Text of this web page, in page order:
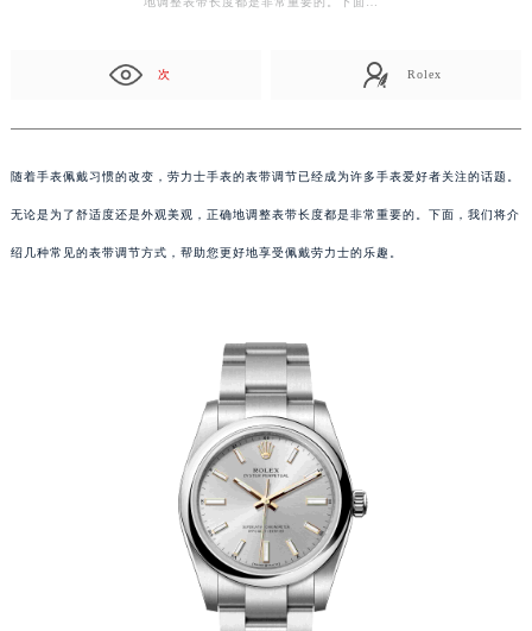
次 Rolex
随着手表佩戴习惯的改变，劳力士手表的表带调节已经成为许多手表爱好者关注的话题。
无论是为了舒适度还是外观美观，正确地调整表带长度都是非常重要的。下面，我们将介
绍几种常见的表带调节方式，帮助您更好地享受佩戴劳力士的乐趣。